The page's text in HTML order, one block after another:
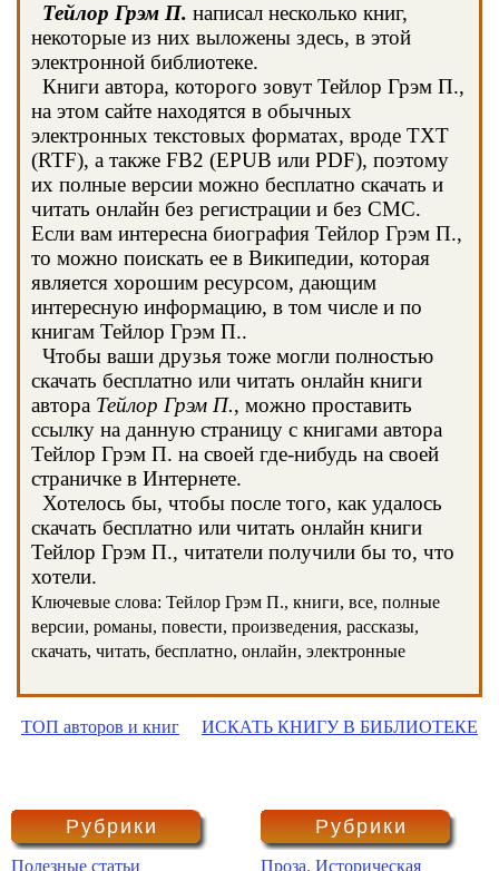
Тейлор Грэм П. написал несколько книг,
некоторые из них выложены здесь, в этой
электронной библиотеке.
Книги автора, которого зовут Тейлор Грэм П.,
на этом сайте находятся в обычных
электронных текстовых форматах, вроде TXT
(RTF), а также FB2 (EPUB или PDF), поэтому
их полные версии можно бесплатно скачать и
читать онлайн без регистрации и без СМС.
Если вам интересна биография Тейлор Грэм П.,
то можно поискать ее в Википедии, которая
является хорошим ресурсом, дающим
интересную информацию, в том числе и по
книгам Тейлор Грэм П..
Чтобы ваши друзья тоже могли полностью
скачать бесплатно или читать онлайн книги
автора Тейлор Грэм П., можно проставить
ссылку на данную страницу с книгами автора
Тейлор Грэм П. на своей где-нибудь на своей
страничке в Интернете.
Хотелось бы, чтобы после того, как удалось
скачать бесплатно или читать онлайн книги
Тейлор Грэм П., читатели получили бы то, что
хотели.
Ключевые слова: Тейлор Грэм П., книги, все, полные
версии, романы, повести, произведения, рассказы,
скачать, читать, бесплатно, онлайн, электронные
ТОП авторов и книг ИСКАТЬ КНИГУ В БИБЛИОТЕКЕ
Рубрики
Полезные статьи
Рубрики
Проза. Историческая